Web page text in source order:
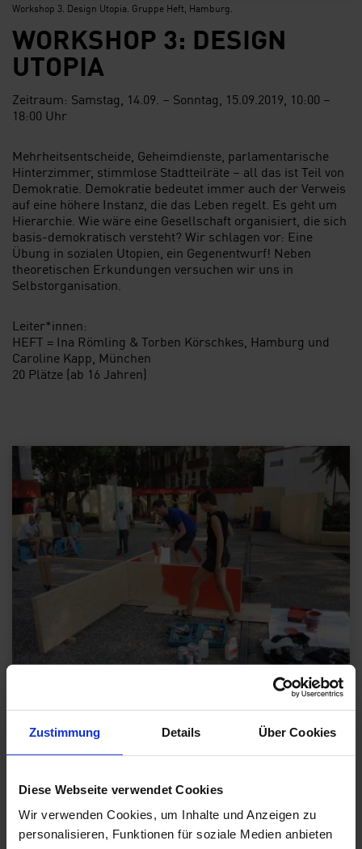
Zustimmung Details Über Cookies
Diese Webseite verwendet Cookies
Wir verwenden Cookies, um Inhalte und Anzeigen zu
personalisieren, Funktionen für soziale Medien anbieten
Workshop 3. Design Utopia. Gruppe Heft, Hamburg.
WORKSHOP 3: DESIGN
UTOPIA
Zeitraum: Samstag, 14.09. – Sonntag, 15.09.2019, 10:00 –
18:00 Uhr
Mehrheitsentscheide, Geheimdienste, parlamentarische
Hinter­zimmer, stimmlose Stadtteilräte – all das ist Teil von
Demokratie. Demokratie bedeutet immer auch der Verweis
auf eine höhere Instanz, die das Leben regelt. Es geht um
Hierarchie. Wie wäre eine Gesellschaft organisiert, die sich
basis-demokratisch versteht? Wir schlagen vor: Eine
Übung in sozialen Utopien, ein Gegenentwurf! Neben
theoretischen Erkundungen versuchen wir uns in
Selbstorganisation.
Leiter*innen:
HEFT = Ina Römling & Torben Körschkes, Hamburg und
Caroline Kapp, München
20 Plätze (ab 16 Jahren)
Hamburg
WORKSHOP 4:
VORBEREITUNGSCAMP
FÜR EINE ÖFFENTLICHE
GESTALTUNGSBERATUNG